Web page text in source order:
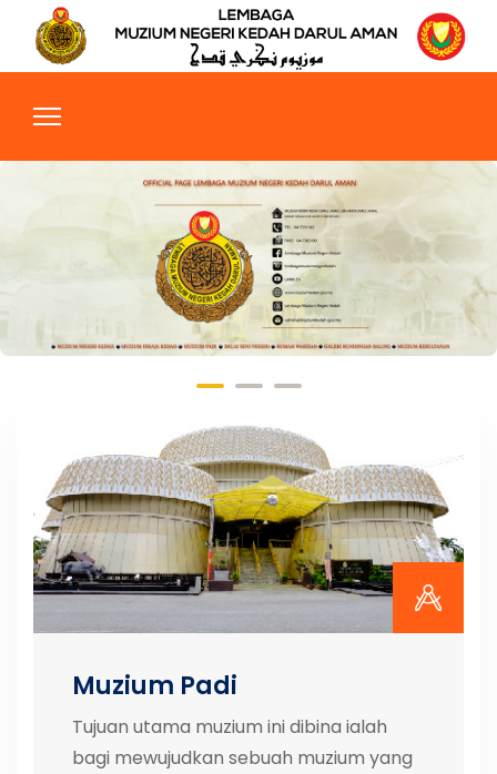
Muzium Padi
Tujuan utama muzium ini dibina ialah
bagi mewujudkan sebuah muzium yang